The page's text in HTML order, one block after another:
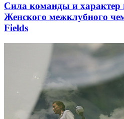
Сила команды и
Женского межклубного
Fields